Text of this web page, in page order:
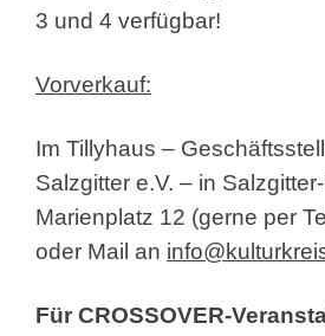
3 und 4 verfügbar!
Vorverkauf:
Im Tillyhaus –
Salzgitter e.V. – in
Marienplatz 12 (gerne per
oder Mail an
Für CROSSOVER-